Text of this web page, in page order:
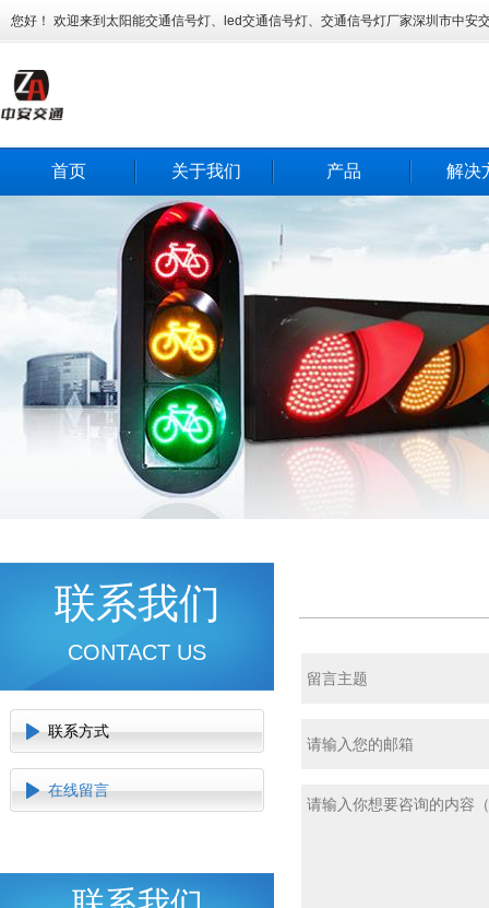
您好！ 欢迎来到太阳能交通信号灯、led交通信号灯、交通信号灯厂家深圳市中安
首页 关于我们 产品 解决
联系我们
CONTACT US
联系方式
在线留言